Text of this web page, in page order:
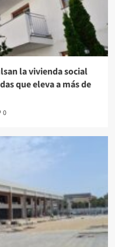
la vivienda social
que eleva a más de
0